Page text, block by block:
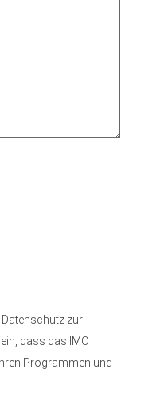
zur
dass das IMC
Programmen und